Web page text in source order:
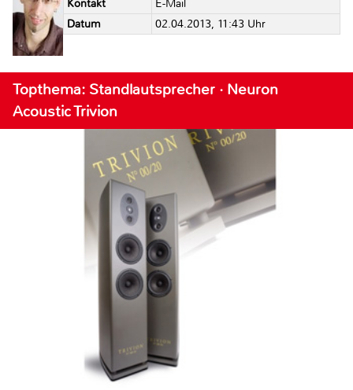
Kontakt
E-Mail
Datum
02.04.2013, 11:43 Uhr
Topthema: Standlautsprecher · Neuron
Acoustic Trivion